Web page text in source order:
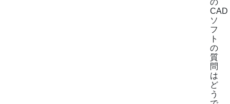
の
CAD
ソ
フ
ト
の
質
問
は
ど
う